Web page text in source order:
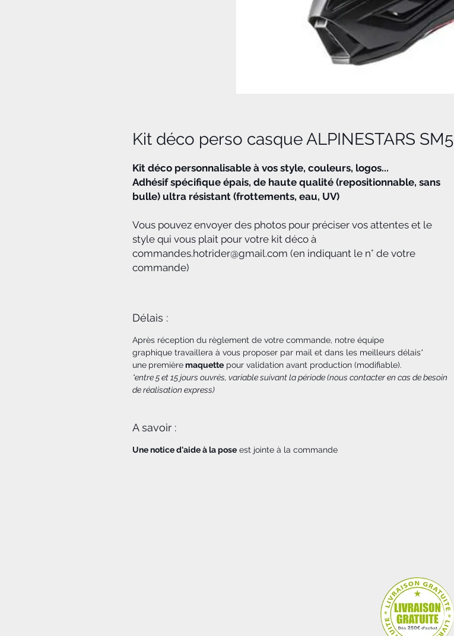
Kit déco perso casque ALPINESTARS SM5
Kit déco personnalisable à vos style, couleurs, logos...
Adhésif spécifique épais, de haute qualité (repositionnable, sans
bulle) ultra résistant (frottements, eau, UV)
Vous pouvez envoyer des photos pour préciser vos attentes et le
style qui vous plait pour votre kit déco à
commandes.hotrider@gmail.com (en indiquant le n° de votre
commande)
Délais :
Après réception du règlement de votre commande, notre équipe
graphique travaillera à vous proposer par mail et dans les meilleurs délais*
une premièremaquette pour validation avant production (modifiable).
*entre 5 et 15 jours ouvrés, variable suivant la période (nous contacter en cas de besoin
de réalisation express)
A savoir :
Une notice d'aide à la pose est jointe à la commande